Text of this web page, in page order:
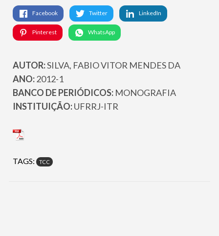
Facebook Twitter LinkedIn
Pinterest WhatsApp
AUTOR:SILVA, FABIO VITOR MENDES DA
ANO:2012-1
BANCO DE PERIÓDICOS:MONOGRAFIA
INSTITUIÇÃO:UFRRJ-ITR
TAGS: TCC